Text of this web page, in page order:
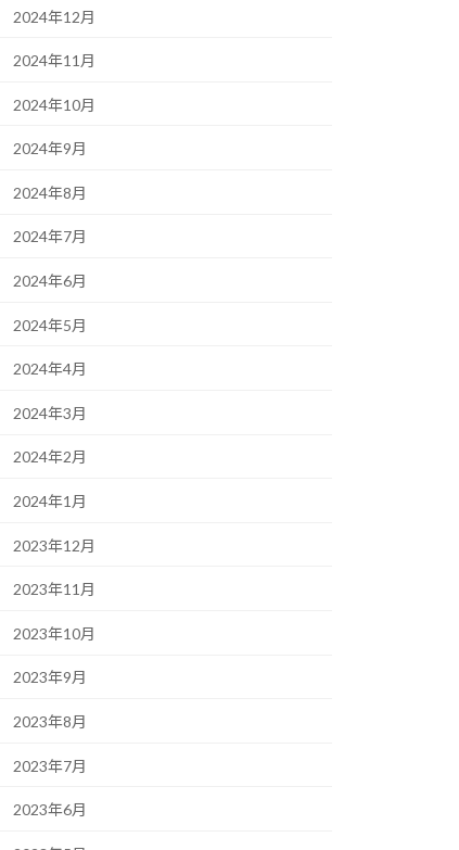
2024年12月
2024年11月
2024年10月
2024年9月
2024年8月
2024年7月
2024年6月
2024年5月
2024年4月
2024年3月
2024年2月
2024年1月
2023年12月
2023年11月
2023年10月
2023年9月
2023年8月
2023年7月
2023年6月